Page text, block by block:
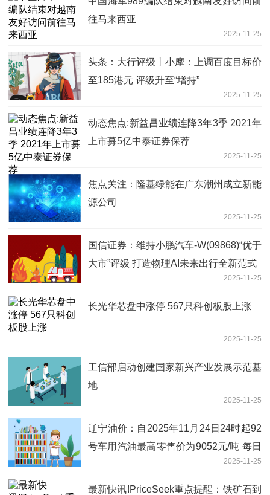
往马来西亚
2025-11-25
头条：大行评级丨小摩：上调百度目标价
至185港元 评级升至“增持”
2025-11-25
动态焦点:新益昌业绩连降3年3季 2021年
上市募5亿中泰证券保荐
2025-11-25
焦点关注：隆基绿能在广东潮州成立新能
源公司
2025-11-25
国信证券：维持小鹏汽车-W(09868)“优于
大市”评级 打造物理AI未来出行全新范式
2025-11-25
长光华芯盘中涨停 567只科创板股上涨
2025-11-25
工信部启动创建国家新兴产业发展示范基
地
2025-11-25
辽宁油价：自2025年11月24日24时起92
号车用汽油最高零售价为9052元/吨 每日
2025-11-25
最新快讯!PriceSeek重点提醒：铁矿石到